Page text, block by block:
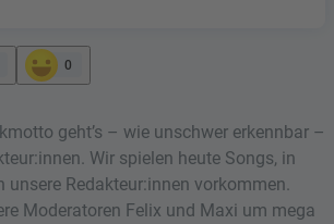
0
geht’s – wie unschwer erkennbar –
Wir spielen heute Songs, in
unsere Redakteur:innen vorkommen.
Moderatoren Felix und Maxi um mega